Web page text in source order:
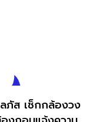
ภัส เช็กกล้องวง